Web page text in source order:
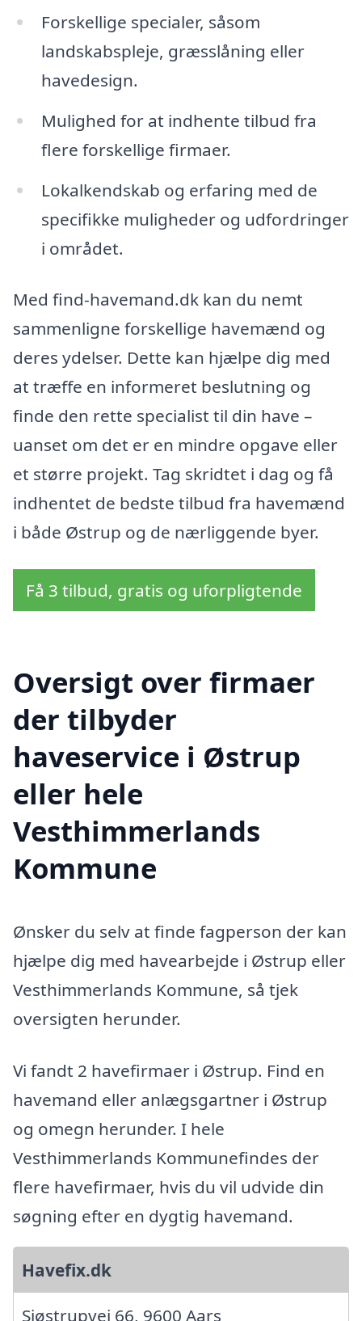
Forskellige specialer, såsom
landskabspleje, græsslåning eller
havedesign.
Mulighed for at indhente tilbud fra
flere forskellige firmaer.
Lokalkendskab og erfaring med de
specifikke muligheder og udfordringer
i området.
Med find-havemand.dk kan du nemt
sammenligne forskellige havemænd og
deres ydelser. Dette kan hjælpe dig med
at træffe en informeret beslutning og
finde den rette specialist til din have –
uanset om det er en mindre opgave eller
et større projekt. Tag skridtet i dag og få
indhentet de bedste tilbud fra havemænd
i både Østrup og de nærliggende byer.
Få 3 tilbud, gratis og uforpligtende
Oversigt over firmaer
der tilbyder
haveservice i Østrup
eller hele
Vesthimmerlands
Kommune
Ønsker du selv at finde fagperson der kan
hjælpe dig med havearbejde i Østrup eller
Vesthimmerlands Kommune, så tjek
oversigten herunder.
Vi fandt 2 havefirmaer i Østrup. Find en
havemand eller anlægsgartner i Østrup
og omegn herunder. I hele
Vesthimmerlands Kommunefindes der
flere havefirmaer, hvis du vil udvide din
søgning efter en dygtig havemand.
Havefix.dk
Sjøstrupvej 66, 9600 Aars